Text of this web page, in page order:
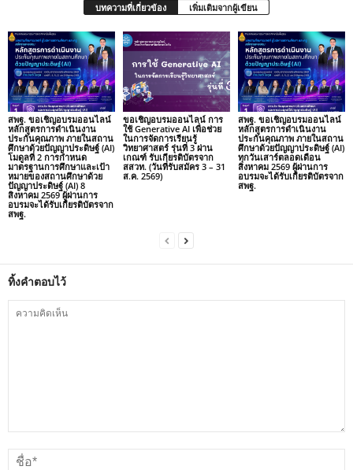
บทความที่เกี่ยวข้อง เพิ่มเติมจากผู้เขียน
สพฐ. ขอเชิญอบรมออนไลน์
หลักสูตรการดำเนินงาน
ประกันคุณภาพ ภายในสถาน
ศึกษาด้วยปัญญาประดิษฐ์ (AI)
โมดูลที่ 2 การกำหนด
มาตรฐานการศึกษาและเป้า
หมายของสถานศึกษาด้วย
ปัญญาประดิษฐ์ (AI) 8
สิงหาคม 2569 ผู้ผ่านการ
อบรมจะได้รับเกียรติบัตรจาก
สพฐ.
ขอเชิญอบรมออนไลน์ การ
ใช้ Generative AI เพื่อช่วย
ในการจัดการเรียนรู้
วิทยาศาสตร์ รุ่นที่ 3 ผ่าน
เกณฑ์ รับเกียรติบัตรจาก
สสวท. (วันที่รับสมัคร 3 – 31
ส.ค. 2569)
สพฐ. ขอเชิญอบรมออนไลน์
หลักสูตรการดำเนินงาน
ประกันคุณภาพ ภายในสถาน
ศึกษาด้วยปัญญาประดิษฐ์ (AI)
ทุกวันเสาร์ตลอดเดือน
สิงหาคม 2569 ผู้ผ่านการ
อบรมจะได้รับเกียรติบัตรจาก
สพฐ.
ทิ้งคำตอบไว้